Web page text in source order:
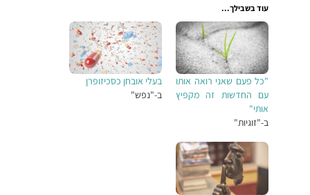
עוד בשבילך...
"כל פעם שאני רואה אותו
עם החדשות זה מקפיץ
אותי"
ב-"זוגיות"
בעלי אובחן כסכיזופרן
ב-"נפש"